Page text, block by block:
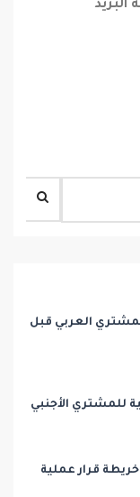
العربي قبل
للمشتري الأجنبي
قرار عملية